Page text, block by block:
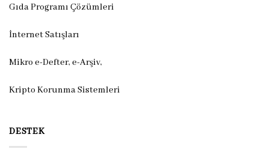
Gıda Programı Çözümleri
İnternet Satışları
Mikro e-Defter, e-Arşiv,
Kripto Korunma Sistemleri
DESTEK